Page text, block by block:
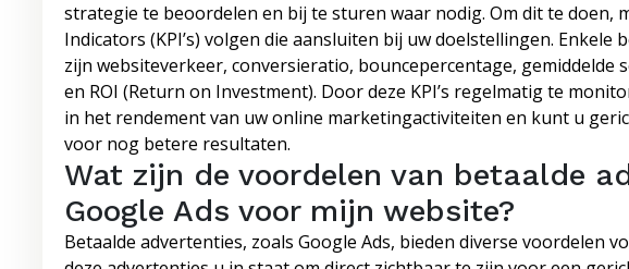
strategie te beoordelen en bij te sturen waar nodig. Om dit te doen,
Indicators (KPI’s) volgen die aansluiten bij uw doelstellingen. Enkele
zijn websiteverkeer, conversieratio, bouncepercentage, gemiddelde
en ROI (Return on Investment). Door deze KPI’s regelmatig te
in het rendement van uw online marketingactiviteiten en kunt u
voor nog betere resultaten.
Wat zijn de voordelen van betaalde
Google Ads voor mijn website?
Betaalde advertenties, zoals Google Ads, bieden diverse voordelen